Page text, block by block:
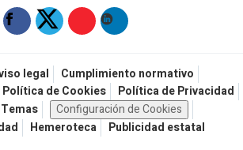
legal
Cumplimiento normativo
Política de Cookies
Política de Privacidad
Temas
Configuración de Cookies
Hemeroteca Publicidad estatal